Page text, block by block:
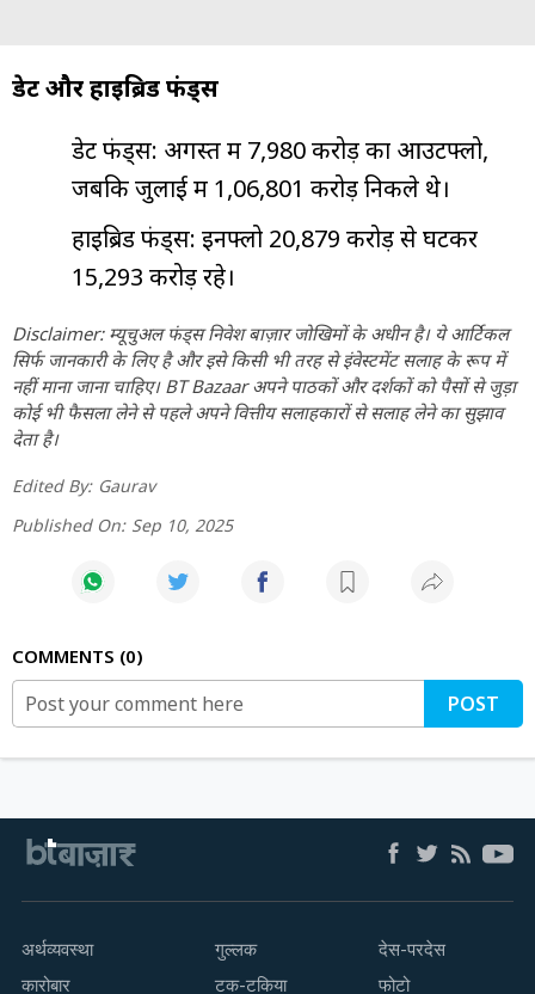
डेट और हाइब्रिड फंड्स
डेट फंड्स: अगस्त में ₹7,980 करोड़ का आउटफ्लो,
जबकि जुलाई में ₹1,06,801 करोड़ निकले थे।
हाइब्रिड फंड्स: इनफ्लो ₹20,879 करोड़ से घटकर
₹15,293 करोड़ रहे।
Disclaimer: म्यूचुअल फंड्स निवेश बाज़ार जोखिमों के अधीन है। ये आर्टिकल
सिर्फ जानकारी के लिए है और इसे किसी भी तरह से इंवेस्टमेंट सलाह के रूप में
नहीं माना जाना चाहिए। BT Bazaar अपने पाठकों और दर्शकों को पैसों से जुड़ा
कोई भी फैसला लेने से पहले अपने वित्तीय सलाहकारों से सलाह लेने का सुझाव
देता है।
Edited By: Gaurav
Published On: Sep 10, 2025
COMMENTS 0
POST
अर्थव्यवस्था
कारोबार
गुल्लक
टक-टकिया
देस-परदेस
फोटो